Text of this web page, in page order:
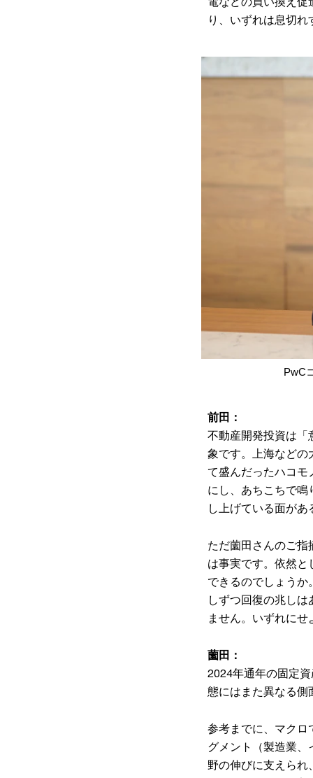
り、いずれは息切
PwC
前田：
不動産開発投資は「
象です。上海などの
て盛んだったハコモ
にし、あちこちで
し上げている面が
ただ薗田さんのご指
は事実です。依然と
できるのでしょうか
しずつ回復の兆し
ません。いずれに
薗田：
2024年通年の固定
態にはまた異なる側
参考までに、マクロ
グメント（製造業、
野の伸びに支えられ